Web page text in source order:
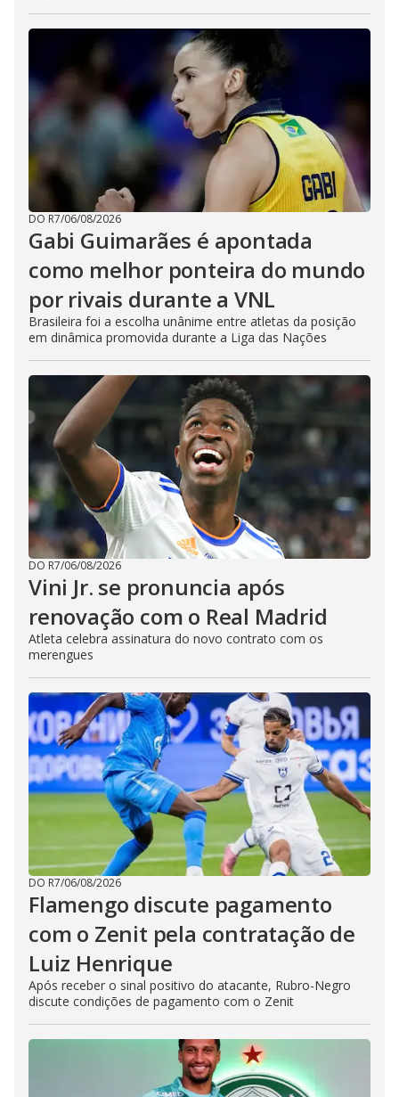
DO R7/06/08/2026
Gabi Guimarães é apontada
como melhor ponteira do mundo
por rivais durante a VNL
Brasileira foi a escolha unânime entre atletas da posição
em dinâmica promovida durante a Liga das Nações
DO R7/06/08/2026
Vini Jr. se pronuncia após
renovação com o Real Madrid
Atleta celebra assinatura do novo contrato com os
merengues
DO R7/06/08/2026
Flamengo discute pagamento
com o Zenit pela contratação de
Luiz Henrique
Após receber o sinal positivo do atacante, Rubro-Negro
discute condições de pagamento com o Zenit